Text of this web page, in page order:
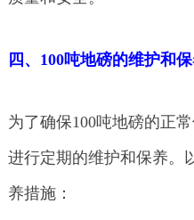
四、100吨地磅的维护和
为了确保100吨地磅的正
进行定期的维护和保养。
养措施：